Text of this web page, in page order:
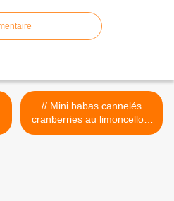
// Mini babas cannelés
cranberries au limoncello //
>